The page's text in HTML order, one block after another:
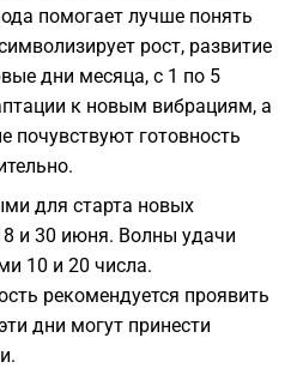
помогает лучше понять
рост, развитие
дни месяца, с 1 по 5
к новым вибрациям, а
почувствуют готовность
для старта новых
и 30 июня. Волны удачи
10 и 20 числа.
рекомендуется проявить
дни могут принести